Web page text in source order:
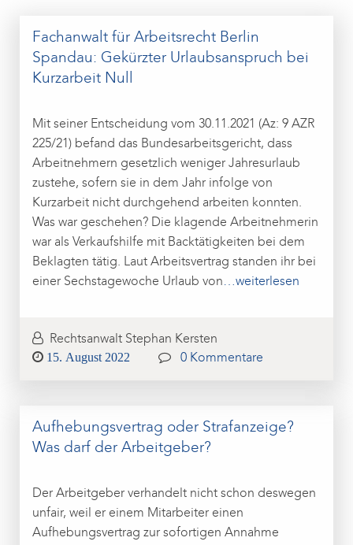
Fachanwalt für Arbeitsrecht Berlin
Spandau: Gekürzter Urlaubsanspruch bei
Kurzarbeit Null
Mit seiner Entscheidung vom 30.11.2021 (Az: 9 AZR
225/21) befand das Bundesarbeitsgericht, dass
Arbeitnehmern gesetzlich weniger Jahresurlaub
zustehe, sofern sie in dem Jahr infolge von
Kurzarbeit nicht durchgehend arbeiten konnten.
Was war geschehen? Die klagende Arbeitnehmerin
war als Verkaufshilfe mit Backtätigkeiten bei dem
Beklagten tätig. Laut Arbeitsvertrag standen ihr bei
einer Sechstagewoche Urlaub von…weiterlesen
Rechtsanwalt Stephan Kersten
Posted
15. August 2022 0 Kommentare
Aufhebungsvertrag oder Strafanzeige?
Was darf der Arbeitgeber?
Der Arbeitgeber verhandelt nicht schon deswegen
unfair, weil er einem Mitarbeiter einen
Aufhebungsvertrag zur sofortigen Annahme